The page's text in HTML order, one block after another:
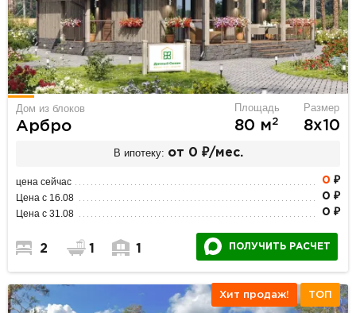
Дом из блоков
Арбро
Площадь
80 м2
Размер
8х10
В ипотеку: от 0 ₽/мес.
цена сейчас 0 ₽
Цена с 16.08 0 ₽
Цена с 31.08 0 ₽
2 1 1 ПОЛУЧИТЬ РАСЧЕТ
Хит продаж! ТОП